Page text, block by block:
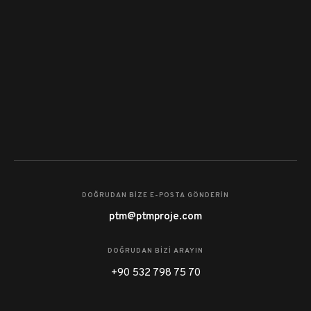
DOĞRUDAN BİZE E-POSTA GÖNDERIN
ptm@ptmproje.com
DOĞRUDAN BİZİ ARAYIN
+90 532 798 75 70